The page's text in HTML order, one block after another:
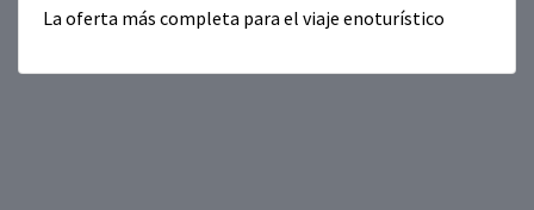
La oferta más completa para el viaje enoturístico